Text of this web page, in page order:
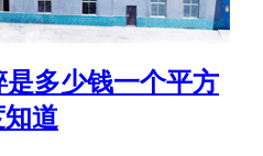
多少钱一个平方
知道